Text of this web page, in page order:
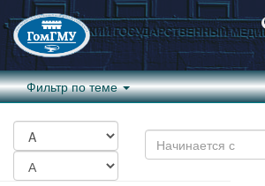
Фильтр по теме